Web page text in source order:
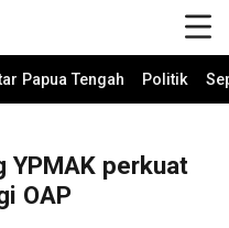
Papua Tengah Politik
YPMAK perkuat
OAP